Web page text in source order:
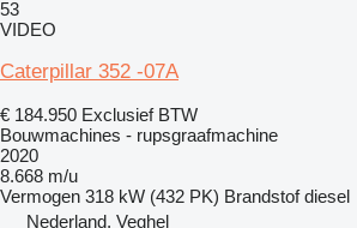
53
VIDEO
Caterpillar 352 -07A
€ 184.950 Exclusief BTW
Bouwmachines - rupsgraafmachine
2020
8.668 m/u
Vermogen 318 kW (432 PK) Brandstof diesel
Nederland, Veghel